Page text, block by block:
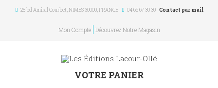
25 bd Amiral Courbet, NIMES 30000,FRANCE 04 66 67 30 30 Contact par mail
Mon Compte Découvrez Notre Magasin
VOTRE PANIER